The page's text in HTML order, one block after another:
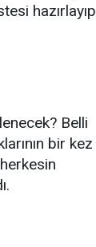
hazırlayıp
Belli
bir kez